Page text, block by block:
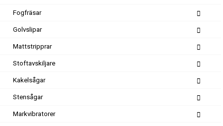
Fogfräsar
Golvslipar
Mattstripprar
Stoftavskiljare
Kakelsågar
Stensågar
Markvibratorer